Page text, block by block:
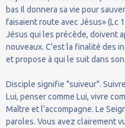
bas Il donnera sa vie pour
faisaient route avec Jésus» (Lc
Jésus qui les précède, doivent
nouveaux. C'est la finalité des
et propose à qui le suit dans
Disciple signifie "suiveur".
Lui, penser comme Lui, vivre
Maître et l'accompagne. Le
paroles. Vous avez clairement